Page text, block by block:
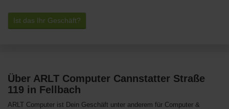
Ist das Ihr Geschäft?
Über ARLT Computer Cannstatter Straße
119 in Fellbach
ARLT Computer ist Dein Geschäft unter anderem für Computer &